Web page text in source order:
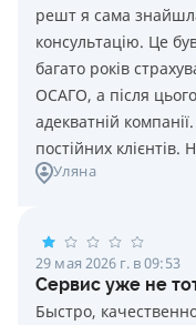
решт я сама
консультацію. Це
багато років
ОСАГО, а після
адекватній
постійних клієнтів.
Уляна
29 мая 2026 г. в 09:53
Cервис уже не
Быстро,